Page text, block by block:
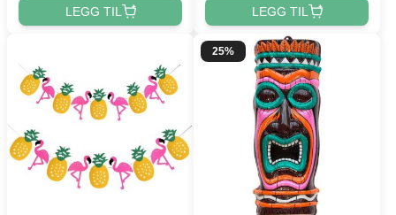
LEGG TIL LEGG TIL
25%